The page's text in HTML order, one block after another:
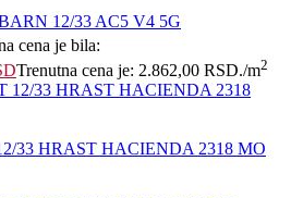
12/33 AC5 V4 5G
cena je bila:
Trenutna cena je: 2.862,00 RSD./m2
33 HRAST HACIENDA 2318 MO